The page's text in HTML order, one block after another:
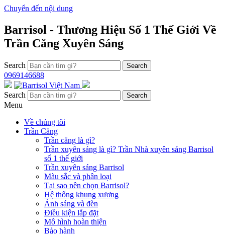
Chuyển đến nội dung
Barrisol - Thương Hiệu Số 1 Thế Giới Về
Trần Căng Xuyên Sáng
Search
0969146688
Search
Menu
Về chúng tôi
Trần Căng
Trần căng là gì?
Trần xuyên sáng là gì? Trần Nhà xuyên sáng Barrisol
số 1 thế giới
Trần xuyên sáng Barrisol
Màu sắc và phân loại
Tại sao nên chọn Barrisol?
Hệ thống khung xương
Ánh sáng và đèn
Điều kiện lắp đặt
Mô hình hoàn thiện
Bảo hành